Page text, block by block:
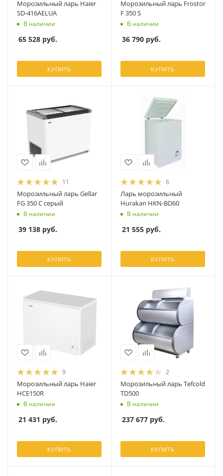
Морозильный ларь Haier
SD-416AELUA
В наличии
65 528 руб.
КУПИТЬ
Морозильный ларь Frostor
F 350 S
В наличии
36 790 руб.
КУПИТЬ
11
Морозильный ларь Gellar
FG 350 C серый
В наличии
39 138 руб.
КУПИТЬ
6
Ларь морозильный
Hurakan HKN-BD60
В наличии
21 555 руб.
КУПИТЬ
9
Морозильный ларь Haier
HCE150R
В наличии
21 431 руб.
КУПИТЬ
2
Морозильный ларь Tefcold
TD500
В наличии
237 677 руб.
КУПИТЬ